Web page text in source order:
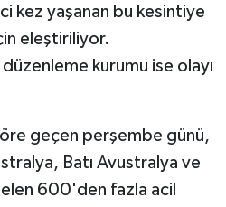
kez yaşanan bu kesintiye
eleştiriliyor.
kurumu ise olayı
geçen perşembe günü,
Batı Avustralya ve
600'den fazla acil